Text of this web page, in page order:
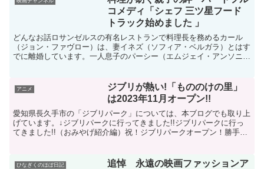
コメディ「シェフ 三ツ星フード
トラック始めました 」
どんなお話ロサンゼルスの有名レストランで料理長を務めるカール
（ジョン・ファヴロー）は、妻イネズ（ソフィア・ベルガラ）とはす
でに離婚しています。一人息子のパーシー（エムジェイ・アンソニ
アニメ
ジブリが熱い!「もののけの里」
は2023年11月オープン!!
愛知県長久手市の「ジブリパーク」については、本ブログでも取り上
げています。↓ジブリパークに行ってきました!!ジブリパークに行っ
てきました!!（おみやげ紹介編）祝！ジブリパークオープン！勝手に
ひなぎくのほぼ日記
追悼 永遠の映画ファッションア